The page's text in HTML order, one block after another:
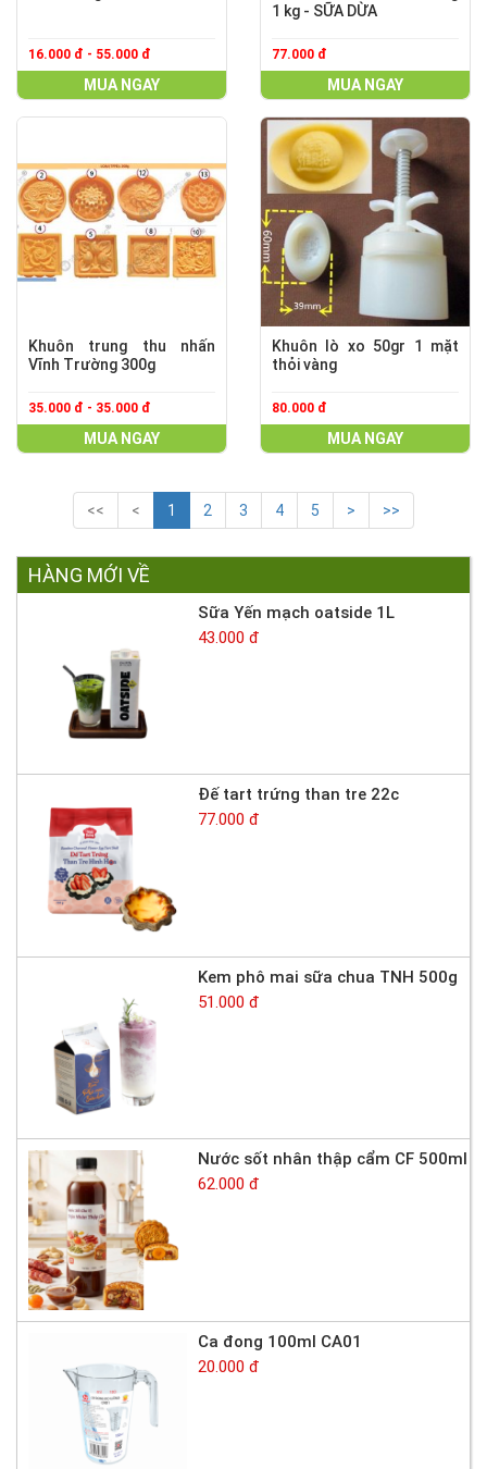
16.000 đ - 55.000 đ
MUA NGAY
1 kg - SỮA DỪA
77.000 đ
MUA NGAY
Khuôn trung thu nhấn
Vĩnh Trường 300g
35.000 đ - 35.000 đ
MUA NGAY
Khuôn lò xo 50gr 1 mặt
thỏi vàng
80.000 đ
MUA NGAY
<< < 1 2 3 4 5 > >>
HÀNG MỚI VỀ
Sữa Yến mạch oatside 1L
43.000 đ
Đế tart trứng than tre 22c
77.000 đ
Kem phô mai sữa chua TNH 500g
51.000 đ
Nước sốt nhân thập cẩm CF 500ml
62.000 đ
Ca đong 100ml CA01
20.000 đ